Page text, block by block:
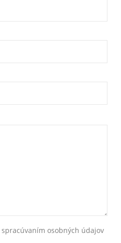
spracúvaním osobných údajov